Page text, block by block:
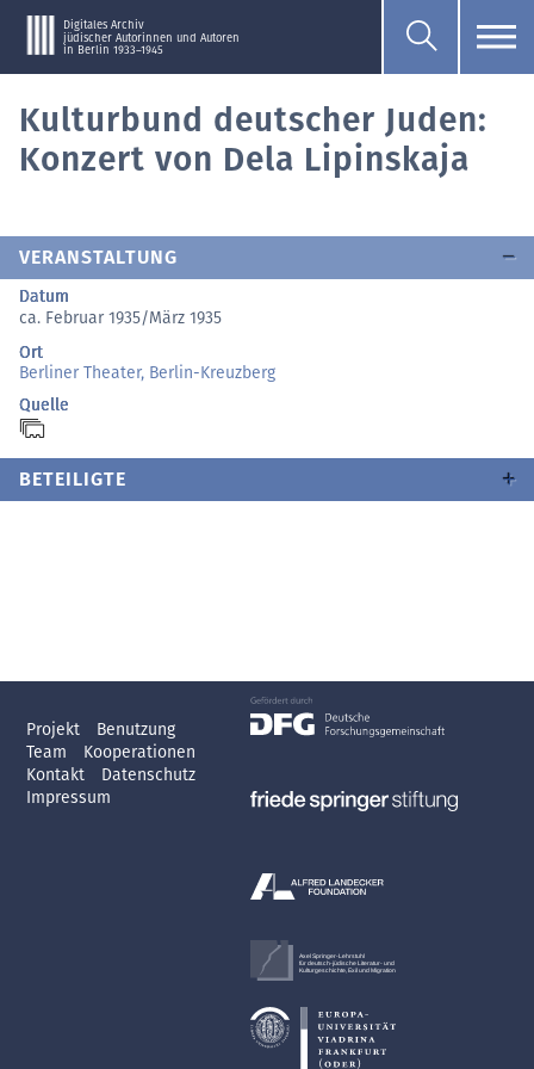
Digitales Archiv
jüdischer Autorinnen und Autoren
in Berlin 1933–1945
Kulturbund deutscher Juden:
Konzert von Dela Lipinskaja
VERANSTALTUNG
Datum
ca. Februar 1935/März 1935
Ort
Berliner Theater, Berlin-Kreuzberg
Quelle
BETEILIGTE
Projekt
Benutzung
Team
Kooperationen
Kontakt
Datenschutz
Impressum
Axel Springer-Lehrstuhl
für deutsch-jüdische Literatur- und
Kulturgeschichte, Exil und Migration